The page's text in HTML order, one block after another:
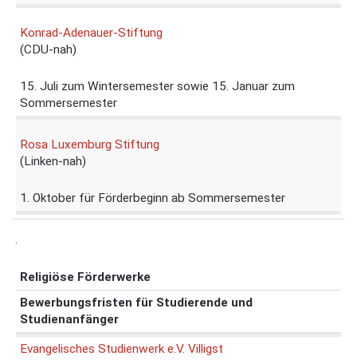
Konrad-Adenauer-Stiftung
(CDU-nah)
15. Juli zum Wintersemester sowie 15. Januar zum
Sommersemester
Rosa Luxemburg Stiftung
(Linken-nah)
1. Oktober für Förderbeginn ab Sommersemester
.
Religiöse Förderwerke
Bewerbungsfristen für Studierende und
Studienanfänger
Evangelisches Studienwerk e.V. Villigst